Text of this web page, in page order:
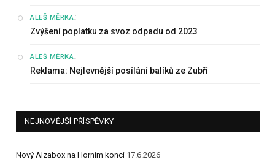
ALEŠ MĚRKA:
Zvýšení poplatku za svoz odpadu od 2023
ALEŠ MĚRKA:
Reklama: Nejlevnější posílání balíků ze Zubří
NEJNOVĚJŠÍ PŘÍSPĚVKY
Nový Alzabox na Horním konci 17.6.2026